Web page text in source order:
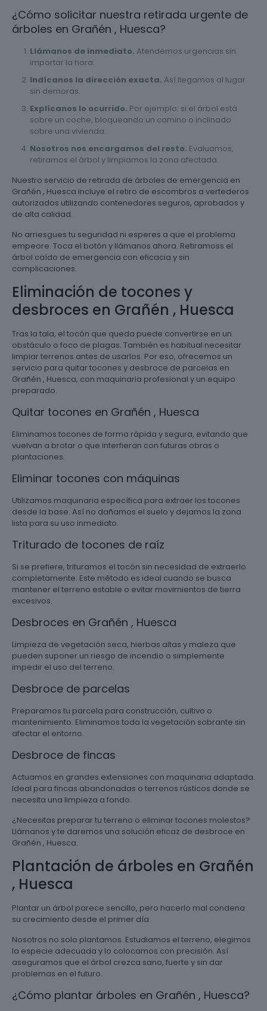
¿Cómo solicitar nuestra retirada urgente de
árboles en Grañén , Huesca?
Llámanos de inmediato. Atendemos urgencias sin
importar la hora.
Indícanos la dirección exacta. Así llegamos al lugar
sin demoras.
Explícanos lo ocurrido. Por ejemplo: si el árbol está
sobre un coche, bloqueando un camino o inclinado
sobre una vivienda.
Nosotros nos encargamos del resto. Evaluamos,
retiramos el árbol y limpiamos la zona afectada.
Nuestro servicio de retirada de árboles de emergencia en
Grañén , Huesca incluye el retiro de escombros a vertederos
autorizados utilizando contenedores seguros, aprobados y
de alta calidad.
No arriesgues tu seguridad ni esperes a que el problema
empeore. Toca el botón y llámanos ahora. Retiramoss el
árbol caído de emergencia con eficacia y sin
complicaciones.
Eliminación de tocones y
desbroces en Grañén , Huesca
Tras la tala, el tocón que queda puede convertirse en un
obstáculo o foco de plagas. También es habitual necesitar
limpiar terrenos antes de usarlos. Por eso, ofrecemos un
servicio para quitar tocones y desbroce de parcelas en
Grañén , Huesca, con maquinaria profesional y un equipo
preparado.
Quitar tocones en Grañén , Huesca
Eliminamos tocones de forma rápida y segura, evitando que
vuelvan a brotar o que interfieran con futuras obras o
plantaciones.
Eliminar tocones con máquinas
Utilizamos maquinaria específica para extraer los tocones
desde la base. Así no dañamos el suelo y dejamos la zona
lista para su uso inmediato.
Triturado de tocones de raíz
Si se prefiere, trituramos el tocón sin necesidad de extraerlo
completamente. Este método es ideal cuando se busca
mantener el terreno estable o evitar movimientos de tierra
excesivos.
Desbroces en Grañén , Huesca
Limpieza de vegetación seca, hierbas altas y maleza que
pueden suponer un riesgo de incendio o simplemente
impedir el uso del terreno.
Desbroce de parcelas
Preparamos tu parcela para construcción, cultivo o
mantenimiento. Eliminamos toda la vegetación sobrante sin
afectar el entorno.
Desbroce de fincas
Actuamos en grandes extensiones con maquinaria adaptada.
Ideal para fincas abandonadas o terrenos rústicos donde se
necesita una limpieza a fondo.
¿Necesitas preparar tu terreno o eliminar tocones molestos?
Llámanos y te daremos una solución eficaz de desbroce en
Grañén , Huesca.
Plantación de árboles en Grañén
, Huesca
Plantar un árbol parece sencillo, pero hacerlo mal condena
su crecimiento desde el primer día.
Nosotros no solo plantamos. Estudiamos el terreno, elegimos
la especie adecuada y lo colocamos con precisión. Así
aseguramos que el árbol crezca sano, fuerte y sin dar
problemas en el futuro.
¿Cómo plantar árboles en Grañén , Huesca?